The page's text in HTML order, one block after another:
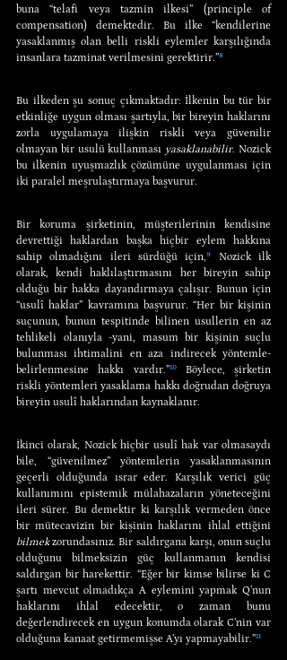
buna “telafi veya tazmin ilkesi” (principle of
compensation) demektedir. Bu ilke “kendilerine
yasaklanmış olan belli riskli eylemler karşılığında
insanlara tazminat verilmesini gerektirir.”⁸
Bu ilkeden şu sonuç çıkmaktadır: İlkenin bu tür bir
etkinliğe uygun olması şartıyla, bir bireyin haklarını
zorla uygulamaya ilişkin riskli veya güvenilir
olmayan bir usulü kullanması yasaklanabilir. Nozick
bu ilkenin uyuşmazlık çözümüne uygulanması için
iki paralel meşrulaştırmaya başvurur.
Bir koruma şirketinin, müşterilerinin kendisine
devrettiği haklardan başka hiçbir eylem hakkına
sahip olmadığını ileri sürdüğü için,⁹ Nozick ilk
olarak, kendi haklılaştırmasını her bireyin sahip
olduğu bir hakka dayandırmaya çalışır. Bunun için
“usulî haklar” kavramına başvurur. “Her bir kişinin
suçunun, bunun tespitinde bilinen usullerin en az
tehlikeli olanıyla -yani, masum bir kişinin suçlu
bulunması ihtimalini en aza indirecek yöntemle-
belirlenmesine hakkı vardır.”¹⁰ Böylece, şirketin
riskli yöntemleri yasaklama hakkı doğrudan doğruya
bireyin usulî haklarından kaynaklanır.
İkinci olarak, Nozick hiçbir usulî hak var olmasaydı
bile, “güvenilmez” yöntemlerin yasaklanmasının
geçerli olduğunda ısrar eder. Karşılık verici güç
kullanımını epistemik mülahazaların yöneteceğini
ileri sürer. Bu demektir ki karşılık vermeden önce
bilmek zorundasınız. Bir saldırgana karşı, onun suçlu
olduğunu bilmeksizin güç kullanmanın kendisi
saldırgan bir harekettir. “Eğer bir kimse bilirse ki C
şartı mevcut olmadıkça A eylemini yapmak Q’nun
haklarını ihlal edecektir, o zaman bunu
değerlendirecek en uygun konumda olarak C’nin var
olduğuna kanaat getirmemişse A’yı yapmayabilir.”¹¹